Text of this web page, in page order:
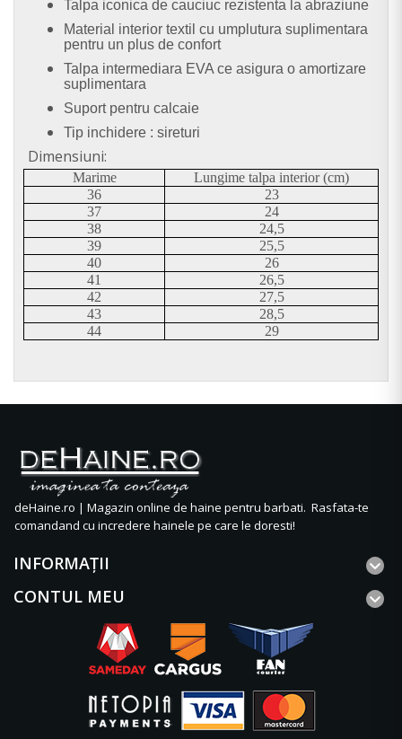
Talpa iconica de cauciuc rezistenta la abraziune
Material interior textil cu umplutura suplimentara
pentru un plus de confort
Talpa intermediara EVA ce asigura o amortizare
suplimentara
Suport pentru calcaie
Tip inchidere : sireturi
Dimensiuni:
Marime
Lungime talpa interior (cm)
36
23
37
24
38
24,5
39
25,5
40
26
41
26,5
42
27,5
43
28,5
44
29
deHaine.ro | Magazin online de haine pentru barbati. Rasfata-te
comandand cu incredere hainele pe care le doresti!
INFORMAŢII
CONTUL MEU